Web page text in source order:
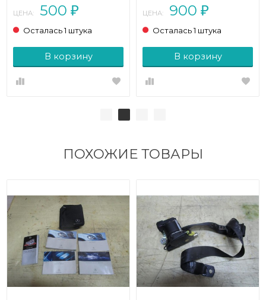
ЦЕНА: 500 ₽
Осталась 1 штука
В корзину
ЦЕНА: 900 ₽
Осталась 1 штука
В корзину
ПОХОЖИЕ ТОВАРЫ